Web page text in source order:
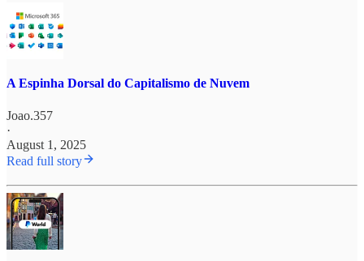
A Espinha Dorsal do Capitalismo de Nuvem
Joao.357
·
August 1, 2025
Read full story